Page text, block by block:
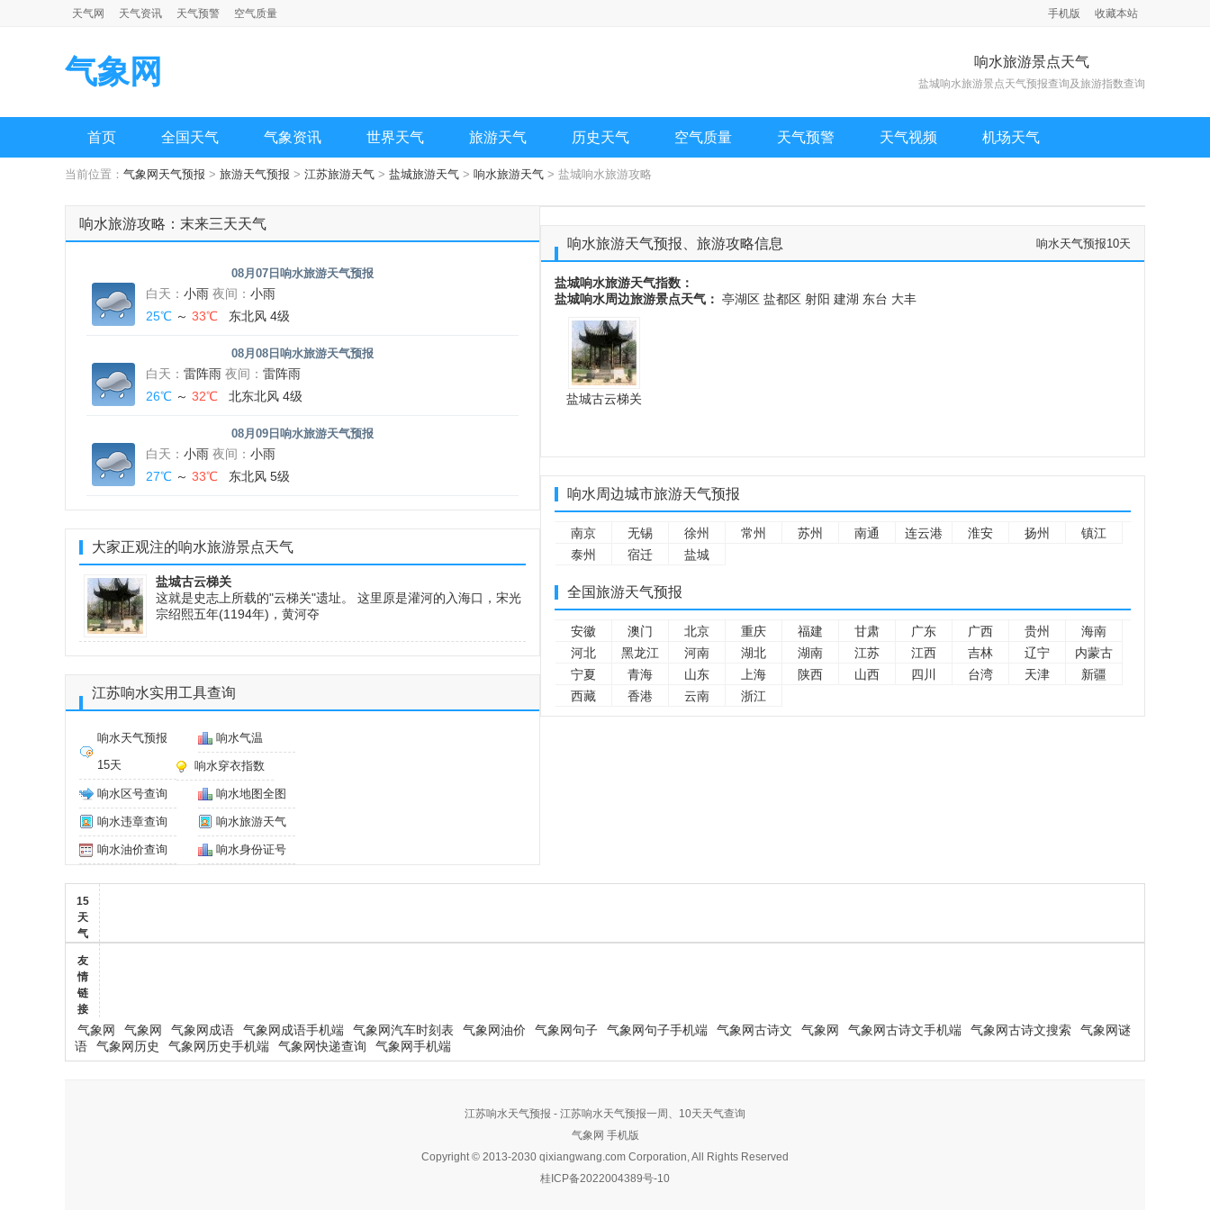
天气网 天气资讯 天气预警 空气质量 手机版 收藏本站
气象网 响水旅游景点天气
盐城响水旅游景点天气预报查询及旅游指数查询
首页 全国天气 气象资讯 世界天气 旅游天气 历史天气 空气质量 天气预警 天气视频 机场天气
当前位置： 气象网天气预报 > 旅游天气预报 > 江苏旅游天气 > 盐城旅游天气 > 响水旅游天气 > 盐城响水旅游攻略
响水旅游攻略：末来三天天气
08月07日响水旅游天气预报
白天： 小雨 夜间： 小雨
25℃ ～ 33℃ 东北风 4级
08月08日响水旅游天气预报
白天： 雷阵雨 夜间： 雷阵雨
26℃ ～ 32℃ 北东北风 4级
08月09日响水旅游天气预报
白天： 小雨 夜间： 小雨
27℃ ～ 33℃ 东北风 5级
大家正观注的响水旅游景点天气
盐城古云梯关
这就是史志上所载的"云梯关"遗址。 这里原是灌河的入海口，宋光
宗绍熙五年(1194年)，黄河夺
江苏响水实用工具查询
响水天气预报
15天
响水气温
响水穿衣指数
响水地图全图
响水区号查询
响水旅游天气
响水违章查询
响水身份证号
响水油价查询
响水旅游天气预报、旅游攻略信息 响水天气预报10天
盐城响水旅游天气指数：
盐城响水周边旅游景点天气： 亭湖区 盐都区 射阳 建湖 东台 大丰
盐城古云梯关
响水周边城市旅游天气预报
南京 无锡 徐州 常州 苏州 南通 连云港 淮安 扬州
镇江
泰州
宿迁 盐城
全国旅游天气预报
安徽 澳门 北京 重庆 福建 甘肃 广东 广西 贵州
海南
河北
黑龙江 河南 湖北 湖南 江苏 江西 吉林 辽宁
内蒙古
宁夏
青海 山东 上海 陕西 山西 四川 台湾 天津
新疆
西藏
香港 云南 浙江
15
天
气
友
情
链
接
气象网 气象网 气象网成语 气象网成语手机端 气象网汽车时刻表 气象网油价 气象网句子 气象网句子手机端 气象网古诗文 气象网 气象网古诗文手机端 气象网古诗文搜索
气象网谜
语
气象网历史 气象网历史手机端 气象网快递查询 气象网手机端
江苏响水天气预报 - 江苏响水天气预报一周、10天天气查询
气象网 手机版
Copyright © 2013-2030 qixiangwang.com Corporation, All Rights Reserved
桂ICP备2022004389号-10